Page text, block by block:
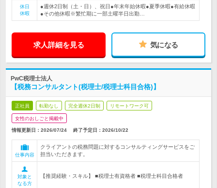
休日
休暇
●週休2日制（土・日）、祝日●年末年始休暇●夏季休暇●有給休暇
●その他休暇※繁忙期に一部土曜半日出勤…
求人詳細を見る 気になる
PwC税理士法人
【税務コンサルタント(税理士/税理士科目合格)】
正社員 転勤なし 完全週休2日制 リモートワーク可
女性のおしごと掲載中
情報更新日：2026/07/24 終了予定日： 2026/10/22
仕事内容
クライアントの税務問題に対するコンサルティングサービスをご
担当いただきます。
対象と
なる方
【推奨経験・スキル】 ■税理士有資格者 ■税理士科目合格者